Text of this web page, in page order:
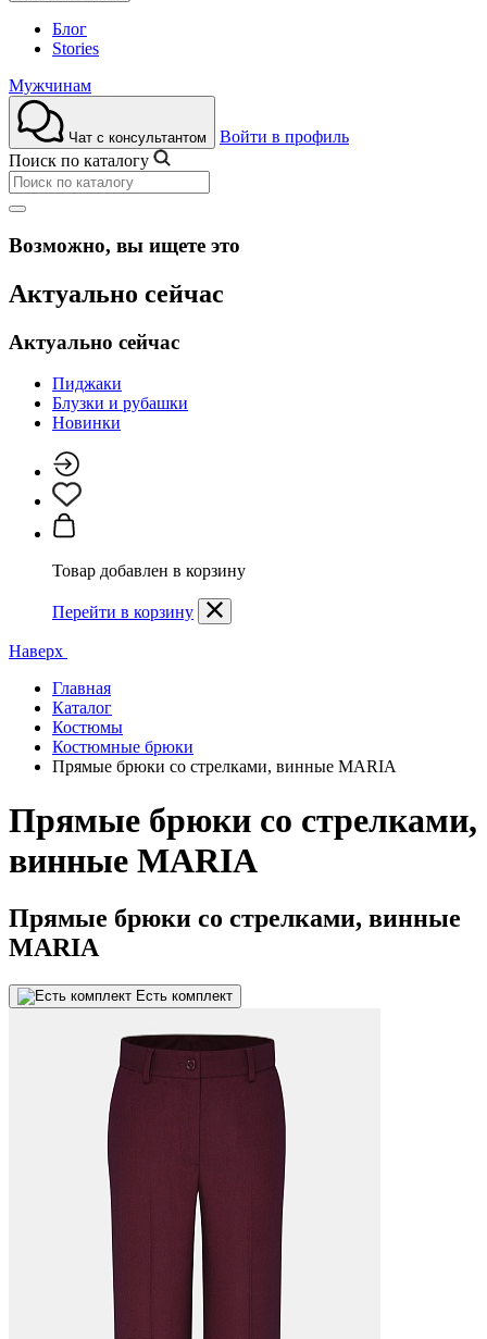
Блог
Stories
Мужчинам
Чат с консультантом
Войти в профиль
Поиск по каталогу
Возможно, вы ищете это
Актуально сейчас
Актуально сейчас
Пиджаки
Блузки и рубашки
Новинки
Товар добавлен в корзину
Перейти в корзину
Наверх
Главная
Каталог
Костюмы
Костюмные брюки
Прямые брюки со стрелками, винные MARIA
Прямые брюки со стрелками,
винные MARIA
Прямые брюки со стрелками, винные
MARIA
Есть комплект